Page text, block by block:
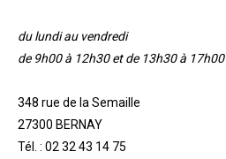
du lundi au vendredi
de 9h00 à 12h30 et de 13h30 à 17h00
348 rue de la Semaille
27300 BERNAY
Tél. : 02 32 43 14 75